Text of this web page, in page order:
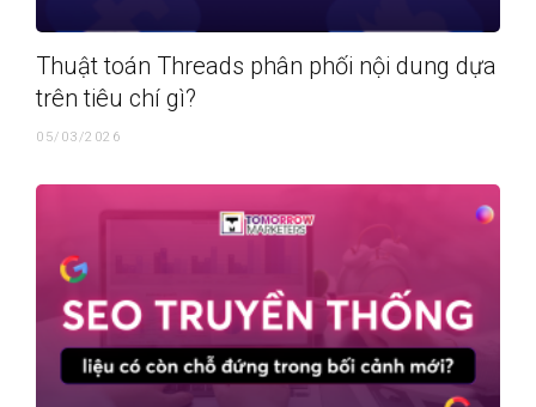
Thuật toán Threads phân phối nội dung dựa
trên tiêu chí gì?
05/03/2026